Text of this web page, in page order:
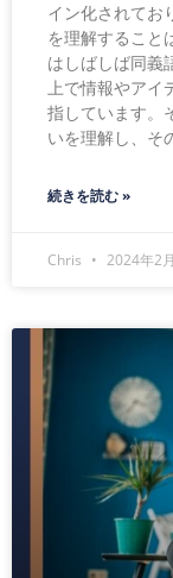
イン化されてお
を理解すること
はしばしば同義
上で情報やアイ
指しています。
いを理解し、そ
続きを読む »
Chris 2024年2